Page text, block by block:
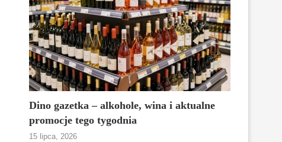
Dino gazetka – alkohole, wina i aktualne
promocje tego tygodnia
15 lipca, 2026